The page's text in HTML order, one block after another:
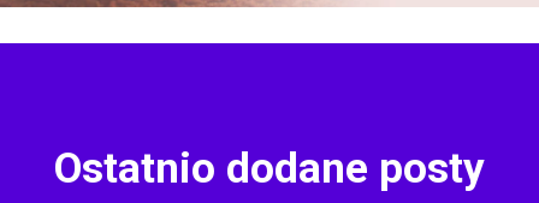
Ostatnio dodane posty